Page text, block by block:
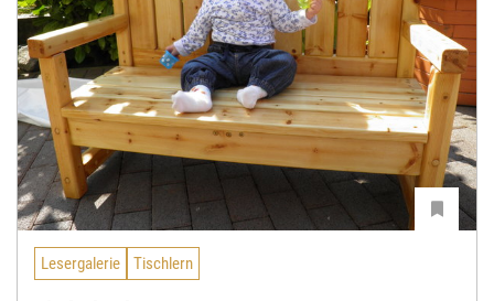
Lesergalerie Tischlern